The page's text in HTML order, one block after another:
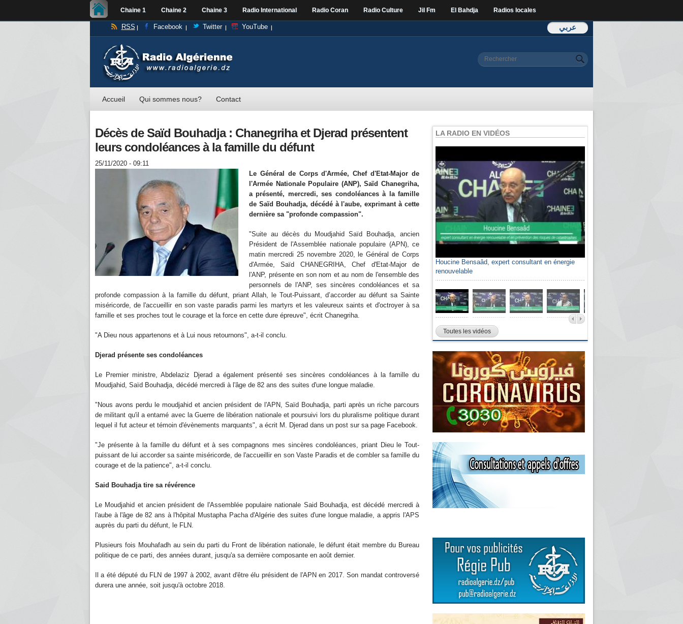
Chaine 1 Chaine 2 Chaine 3 Radio International Radio Coran Radio Culture Jil Fm El Bahdja Radios locales
عربي RSS Facebook Twitter YouTube
Formulaire de
Rechercher
Accueil Qui sommes nous? Contact
Décès de Saïd Bouhadja : Chanegriha et Djerad présentent
leurs condoléances à la famille du défunt
25/11/2020 - 09:11
Le Général de Corps d'Armée, Chef d'Etat-Major de
l'Armée Nationale Populaire (ANP), Saïd Chanegriha,
a présenté, mercredi, ses condoléances à la famille
de Saïd Bouhadja, décédé à l'aube, exprimant à cette
dernière sa "profonde compassion".
"Suite au décès du Moudjahid Saïd Bouhadja, ancien
Président de l'Assemblée nationale populaire (APN), ce
matin mercredi 25 novembre 2020, le Général de Corps
d'Armée, Saïd CHANEGRIHA, Chef d'Etat-Major de
l'ANP, présente en son nom et au nom de l'ensemble des
personnels de l'ANP, ses sincères condoléances et sa
profonde compassion à la famille du défunt, priant Allah, le Tout-Puissant, d’accorder au défunt sa Sainte
miséricorde, de l'accueillir en son vaste paradis parmi les martyrs et les valeureux saints et d'octroyer à sa
famille et ses proches tout le courage et la force en cette dure épreuve", écrit Chanegriha.
"A Dieu nous appartenons et à Lui nous retournons", a-t-il conclu.
Djerad présente ses condoléances
Le Premier ministre, Abdelaziz Djerad a également présenté ses sincères condoléances à la famille du
Moudjahid, Saïd Bouhadja, décédé mercredi à l'âge de 82 ans des suites d'une longue maladie.
"Nous avons perdu le moudjahid et ancien président de l'APN, Saïd Bouhadja, parti après un riche parcours
de militant qu'il a entamé avec la Guerre de libération nationale et poursuivi lors du pluralisme politique durant
lequel il fut acteur et témoin d'évènements marquants", a écrit M. Djerad dans un post sur sa page Facebook.
"Je présente à la famille du défunt et à ses compagnons mes sincères condoléances, priant Dieu le Tout-
puissant de lui accorder sa sainte miséricorde, de l'accueillir en son Vaste Paradis et de combler sa famille du
courage et de la patience", a-t-il conclu.
Said Bouhadja tire sa révérence
Le Moudjahid et ancien président de l'Assemblée populaire nationale Said Bouhadja, est décédé mercredi à
l'aube à l'âge de 82 ans à l'hôpital Mustapha Pacha d'Algérie des suites d'une longue maladie, a appris l'APS
auprès du parti du défunt, le FLN.
Plusieurs fois Mouhafadh au sein du parti du Front de libération nationale, le défunt était membre du Bureau
politique de ce parti, des années durant, jusqu'a sa dernière composante en août dernier.
Il a été député du FLN de 1997 à 2002, avant d'être élu président de l'APN en 2017. Son mandat controversé
durera une année, soit jusqu'à octobre 2018.
LA RADIO EN VIDÉOS
Houcine Bensaâd, expert consultant en énergie
renouvelable
Toutes les vidéos